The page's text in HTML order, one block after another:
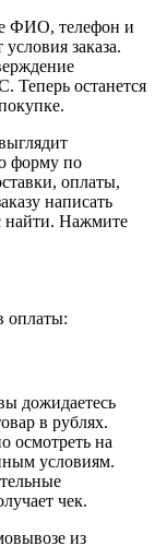
ФИО, телефон и
заказа.
Теперь останется
форму по
оплаты,
написать
найти. Нажмите
оплаты:
дожидаетесь
в рублях.
осмотреть на
условиям.
чек.
из